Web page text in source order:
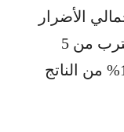
الأضرار
المادية المباشرة في عام 2024 يقترب من 5
مليارات دولار، أي ما يعادل نحو 15% من الناتج